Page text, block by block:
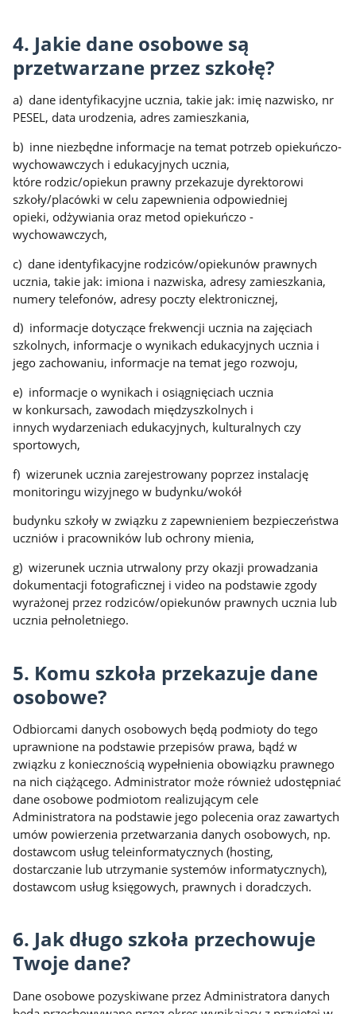
4. Jakie dane osobowe są
przetwarzane przez szkołę?
a) dane identyfikacyjne ucznia, takie jak: imię nazwisko, nr
PESEL, data urodzenia, adres zamieszkania,
b) inne niezbędne informacje na temat potrzeb opiekuńczo-
wychowawczych i edukacyjnych ucznia,
które rodzic/opiekun prawny przekazuje dyrektorowi
szkoły/placówki w celu zapewnienia odpowiedniej
opieki, odżywiania oraz metod opiekuńczo -
wychowawczych,
c) dane identyfikacyjne rodziców/opiekunów prawnych
ucznia, takie jak: imiona i nazwiska, adresy zamieszkania,
numery telefonów, adresy poczty elektronicznej,
d) informacje dotyczące frekwencji ucznia na zajęciach
szkolnych, informacje o wynikach edukacyjnych ucznia i
jego zachowaniu, informacje na temat jego rozwoju,
e) informacje o wynikach i osiągnięciach ucznia
w konkursach, zawodach międzyszkolnych i
innych wydarzeniach edukacyjnych, kulturalnych czy
sportowych,
f) wizerunek ucznia zarejestrowany poprzez instalację
monitoringu wizyjnego w budynku/wokół
budynku szkoły w związku z zapewnieniem bezpieczeństwa
uczniów i pracowników lub ochrony mienia,
g) wizerunek ucznia utrwalony przy okazji prowadzania
dokumentacji fotograficznej i video na podstawie zgody
wyrażonej przez rodziców/opiekunów prawnych ucznia lub
ucznia pełnoletniego.
5. Komu szkoła przekazuje dane
osobowe?
Odbiorcami danych osobowych będą podmioty do tego
uprawnione na podstawie przepisów prawa, bądź w
związku z koniecznością wypełnienia obowiązku prawnego
na nich ciążącego. Administrator może również udostępniać
dane osobowe podmiotom realizującym cele
Administratora na podstawie jego polecenia oraz zawartych
umów powierzenia przetwarzania danych osobowych, np.
dostawcom usług teleinformatycznych (hosting,
dostarczanie lub utrzymanie systemów informatycznych),
dostawcom usług księgowych, prawnych i doradczych.
6. Jak długo szkoła przechowuje
Twoje dane?
Dane osobowe pozyskiwane przez Administratora danych